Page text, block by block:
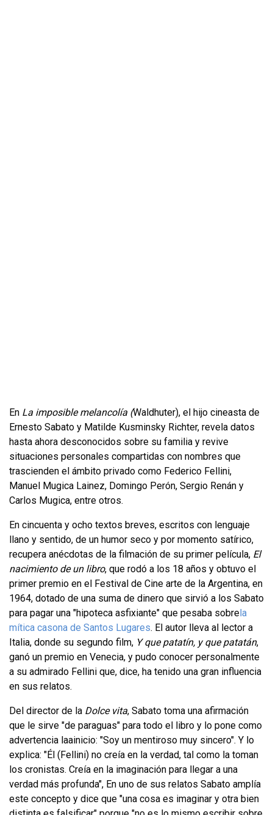
En La imposible melancolía (Waldhuter), el hijo cineasta de
Ernesto Sabato y Matilde Kusminsky Richter, revela datos
hasta ahora desconocidos sobre su familia y revive
situaciones personales compartidas con nombres que
trascienden el ámbito privado como Federico Fellini,
Manuel Mugica Lainez, Domingo Perón, Sergio Renán y
Carlos Mugica, entre otros.
En cincuenta y ocho textos breves, escritos con lenguaje
llano y sentido, de un humor seco y por momento satírico,
recupera anécdotas de la filmación de su primer película, El
nacimiento de un libro, que rodó a los 18 años y obtuvo el
primer premio en el Festival de Cine arte de la Argentina, en
1964, dotado de una suma de dinero que sirvió a los Sabato
para pagar una "hipoteca asfixiante" que pesaba sobrela
mítica casona de Santos Lugares. El autor lleva al lector a
Italia, donde su segundo film, Y que patatín, y que patatán,
ganó un premio en Venecia, y pudo conocer personalmente
a su admirado Fellini que, dice, ha tenido una gran influencia
en sus relatos.
Del director de la Dolce vita, Sabato toma una afirmación
que le sirve "de paraguas" para todo el libro y lo pone como
advertencia laainicio: "Soy un mentiroso muy sincero". Y lo
explica: "Él (Fellini) no creía en la verdad, tal como la toman
los cronistas. Creía en la imaginación para llegar a una
verdad más profunda", En uno de sus relatos Sabato amplía
este concepto y dice que "una cosa es imaginar y otra bien